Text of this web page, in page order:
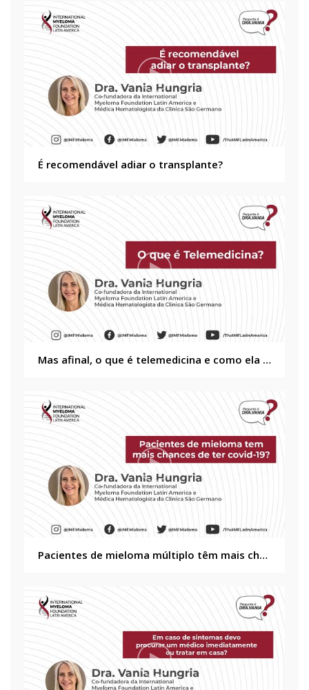
É recomendável adiar o transplante?
Mas afinal, o que é telemedicina e como ela ocorre?
Pacientes de mieloma múltiplo têm mais chances de ter coronavírus?